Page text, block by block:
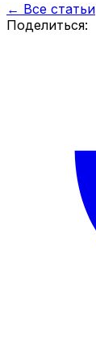
← Все статьи
Поделиться: